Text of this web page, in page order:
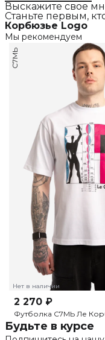
Выскажите свое
Станьте первым,
Корбюзье Logo
Мы рекомендуем
Нет в наличии
С7МЬ
2 270 ₽
Футболка С7МЬ Ле
Будьте в курсе